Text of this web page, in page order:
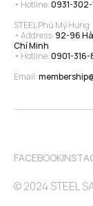
• Hotline: 0931-302-
STEEL Phú Mỹ Hưng
• Address: 92-96
Chí Minh
• Hotline: 0901-
Email:
FACEBOOK
© 2024 STEEL